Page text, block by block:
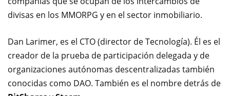
divisas en los MMORPG y en el sector inmobiliario.
Dan Larimer, es el CTO (director de Tecnología). Él es el
creador de la prueba de participación delegada y de
organizaciones autónomas descentralizadas también
conocidas como DAO. También es el nombre detrás de